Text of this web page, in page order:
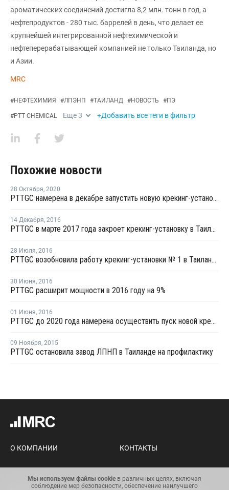
ароматических соединений достигла 8,2 млн. тонн в год, а
нефтепродуктов - 280 тыс. баррелей в день, что делает ее
крупнейшей интегрированной нефтехимической и
нефтеперерабатывающей компанией не только Таиланда, но
и Азии.
MRC
#НЕФТЕХИМИЯ #ЛПЭНП #ТАИЛАНД #НОВОСТЬ #ПЭ
#PTT CHEMICAL Еще3 +Добавить все теги в фильтр
Похожие новости
28 Октября, 2020
PTTGC намерена в декабре запустить новую крекинг-установку в Таиланде
14 Декабря, 2016
PTTGC в марте 2017 года закроет крекинг-установку в Таиланде на ремонт
28 Июля, 2016
PTTGC возобновила работу крекинг-установки № 1 в Таиланде
30 Июня, 2016
PTTGC расширит мощности в 2016 году на 9%
01 Июня, 2016
PTTGC до 2020 года намерена осуществить пуск новой крекинг-установки в Таиланде
09 Ноября, 2015
PTTGC остановила завод ЛПНП в Таиланде на профилактику
О КОМПАНИИ КОНТАКТЫ
Мы используем файлы cookie в различных целях, включая
соблюдение мер безопасности, обеспечение наилучшего